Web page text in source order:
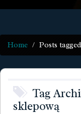
Home Posts
Tag
sklepową